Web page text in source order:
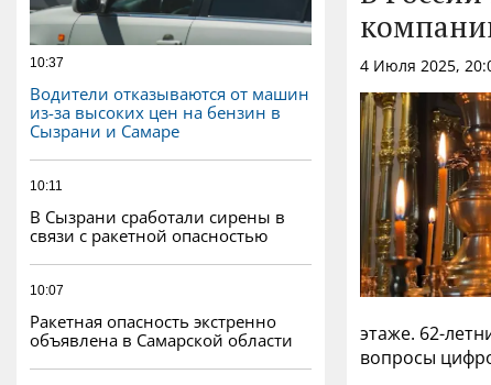
10:37
Водители отказываются от машин
из-за высоких цен на бензин в
Сызрани и Самаре
10:11
В Сызрани сработали сирены в
связи с ракетной опасностью
10:07
Ракетная опасность экстренно
объявлена в Самарской области
4 Июля 2025,
этаже. 62-
вопросы